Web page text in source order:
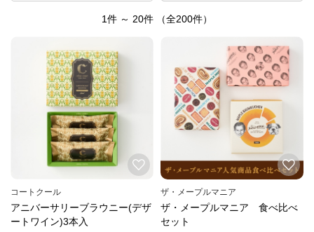
1件 ～ 20件 （全200件）
コートクール
アニバーサリーブラウニー(デザ
ートワイン)3本入
ザ・メープルマニア
ザ・メープルマニア 食べ比べ
セット